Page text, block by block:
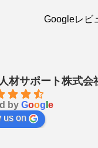
Googleレビ
材サポート株式会
byGoog le
us on
事に転職成功しました！
ジェントです〜転職され
めします！